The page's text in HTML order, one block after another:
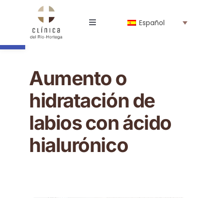
contenido
Español
Toggle
Profesionales
Especialidades
Tienda online
Aumento o
hidratación de
labios con ácido
hialurónico
Abrir barra de herramientas